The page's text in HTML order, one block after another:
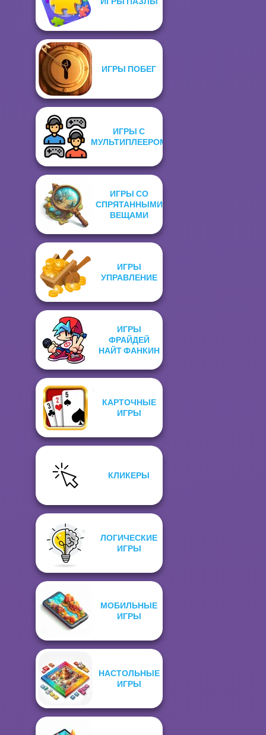
ИГРЫ ПОБЕГ
ИГРЫ С
МУЛЬТИПЛЕЕРОМ
ИГРЫ СО
СПРЯТАННЫМИ
ВЕЩАМИ
ИГРЫ
УПРАВЛЕНИЕ
ИГРЫ
ФРАЙДЕЙ
НАЙТ ФАНКИН
КАРТОЧНЫЕ
ИГРЫ
КЛИКЕРЫ
ЛОГИЧЕСКИЕ
ИГРЫ
МОБИЛЬНЫЕ
ИГРЫ
НАСТОЛЬНЫЕ
ИГРЫ